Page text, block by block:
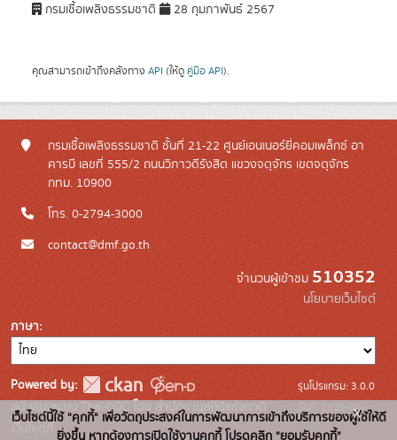
กรมเชื้อเพลิงธรรมชาติ 28 กุมภาพันธ์ 2567
คุณสามารถเข้าถึงคลังทาง API (ให้ดู คู่มือ API).
กรมเชื้อเพลิงธรรมชาติ ชั้นที่ 21-22 ศูนย์เอนเนอร์ยี่คอมเพล็กซ์ อา
คารบี เลขที่ 555/2 ถนนวิภาวดีรังสิต แขวงจตุจักร เขตจตุจักร
กทม. 10900
โทร. 0-2794-3000
contact@dmf.go.th
จำนวนผู้เข้าชม 510352
นโยบายเว็บไซต์
ภาษา
Powered by:
สนับสนุนระบบ Thai-GDC โดย สำนักงานสถิติแห่งชาติ
รุ่นโปรแกรม: 3.0.0
วันที่: 2025-06-
10
เว็บไซต์นี้ใช้ "คุกกี้" เพื่อวัตถุประสงค์ในการพัฒนาการเข้าถึงบริการของผู้ใช้ให้ดี
ยิ่งขึ้น หากต้องการเปิดใช้งานคุกกี้ โปรดคลิก "ยอมรับคุกกี้"
x